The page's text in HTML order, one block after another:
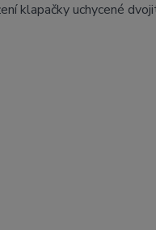
klapačky uchycené